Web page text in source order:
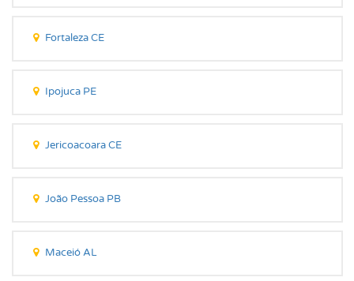
Fortaleza CE
Ipojuca PE
Jericoacoara CE
João Pessoa PB
Maceió AL